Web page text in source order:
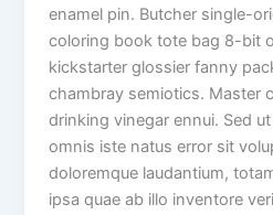
enamel pin. Butcher single-
coloring book tote bag 8-bit
kickstarter glossier fanny
chambray semiotics. Master
drinking vinegar ennui. Sed
omnis iste natus error sit
doloremque laudantium,
ipsa quae ab illo inventore